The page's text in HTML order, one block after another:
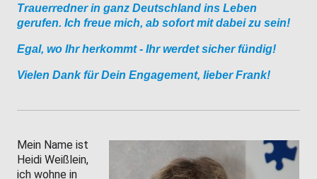
Trauerredner in ganz Deutschland ins Leben
gerufen. Ich freue mich, ab sofort mit dabei zu sein!
Egal, wo Ihr herkommt - Ihr werdet sicher fündig!
Vielen Dank für Dein Engagement, lieber Frank!
Mein Name ist
Heidi Weißlein,
ich wohne in